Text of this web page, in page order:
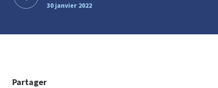
30 janvier 2022
Partager